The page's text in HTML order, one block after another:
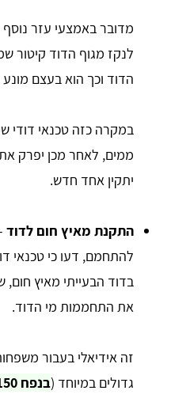
מדובר באמצעי עזר
לנקז מגוף הדוד קיטור
הדוד וכך הוא בעצם
במקרה כזה טכנאי דודי
ממים, לאחר מכן יפרק
יתקין אחד חדש.
התקנת מאיץ חום לדוד
להתחמם, דעו כי טכנאי
את התחממות מי הדוד.
זה אידיאלי בעבור
גדולים במיוחד (בנפח 150 - 300 ליטר